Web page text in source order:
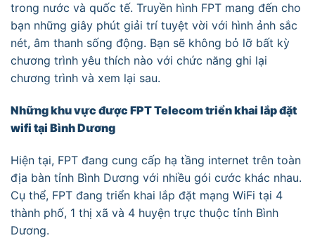
trong nước và quốc tế. Truyền hình FPT mang đến cho
bạn những giây phút giải trí tuyệt vời với hình ảnh sắc
nét, âm thanh sống động. Bạn sẽ không bỏ lỡ bất kỳ
chương trình yêu thích nào với chức năng ghi lại
chương trình và xem lại sau.
Những khu vực được FPT Telecom triển khai lắp đặt
wifi tại Bình Dương
Hiện tại, FPT đang cung cấp hạ tầng internet trên toàn
địa bàn tỉnh Bình Dương với nhiều gói cước khác nhau.
Cụ thể, FPT đang triển khai lắp đặt mạng WiFi tại 4
thành phố, 1 thị xã và 4 huyện trực thuộc tỉnh Bình
Dương.